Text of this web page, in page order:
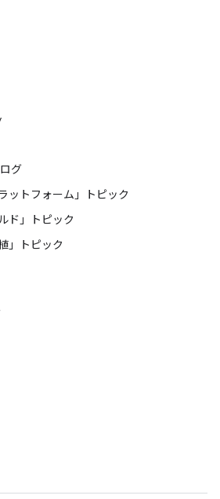
グ
ットフォーム」トピック
ド」トピック
」トピック